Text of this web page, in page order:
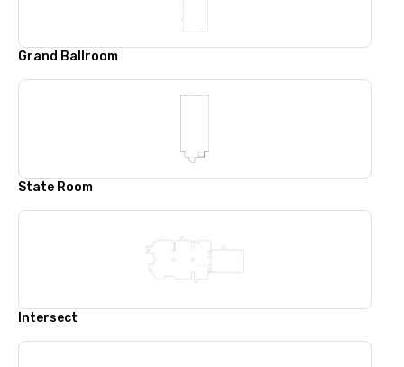
Grand Ballroom
State Room
Intersect